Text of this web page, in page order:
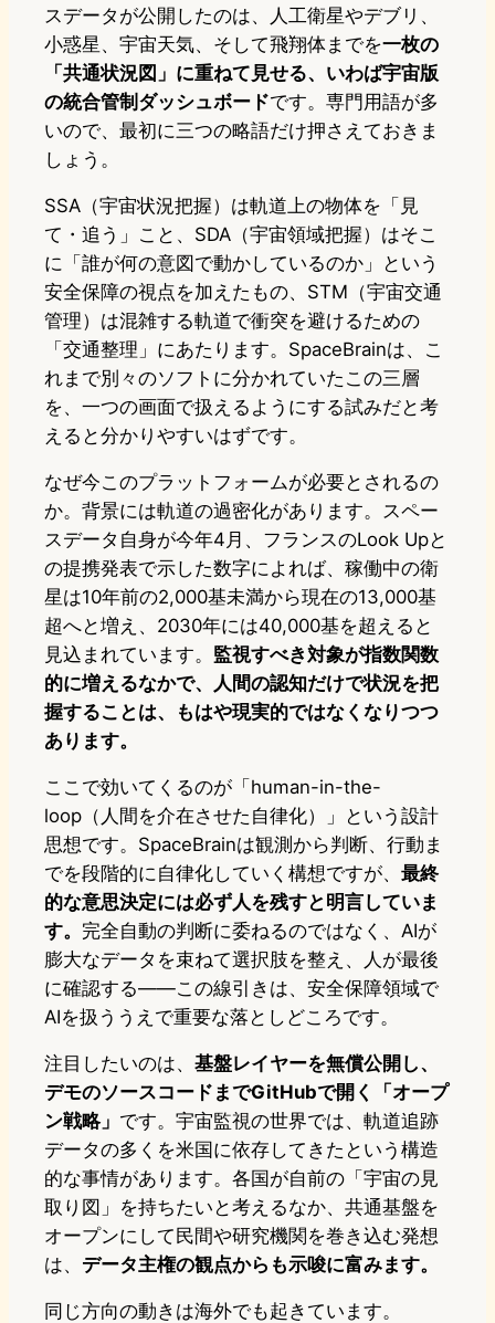
スデータが公開したのは、人工衛星やデブリ、
小惑星、宇宙天気、そして飛翔体までを一枚の
「共通状況図」に重ねて見せる、いわば宇宙版
の統合管制ダッシュボードです。専門用語が多
いので、最初に三つの略語だけ押さえておきま
しょう。
SSA（宇宙状況把握）は軌道上の物体を「見
て・追う」こと、SDA（宇宙領域把握）はそこ
に「誰が何の意図で動かしているのか」という
安全保障の視点を加えたもの、STM（宇宙交通
管理）は混雑する軌道で衝突を避けるための
「交通整理」にあたります。SpaceBrainは、こ
れまで別々のソフトに分かれていたこの三層
を、一つの画面で扱えるようにする試みだと考
えると分かりやすいはずです。
なぜ今このプラットフォームが必要とされるの
か。背景には軌道の過密化があります。スペー
スデータ自身が今年4月、フランスのLook Upと
の提携発表で示した数字によれば、稼働中の衛
星は10年前の2,000基未満から現在の13,000基
超へと増え、2030年には40,000基を超えると
見込まれています。 監視すべき対象が指数関数
的に増えるなかで、人間の認知だけで状況を把
握することは、もはや現実的ではなくなりつつ
あります。
ここで効いてくるのが「human-in-the-
loop（人間を介在させた自律化）」という設計
思想です。SpaceBrainは観測から判断、行動ま
でを段階的に自律化していく構想ですが、 最終
的な意思決定には必ず人を残すと明言していま
す。 完全自動の判断に委ねるのではなく、AIが
膨大なデータを束ねて選択肢を整え、人が最後
に確認する——この線引きは、安全保障領域で
AIを扱ううえで重要な落としどころです。
注目したいのは、 基盤レイヤーを無償公開し、
デモのソースコードまでGitHubで開く「オープ
ン戦略」 です。宇宙監視の世界では、軌道追跡
データの多くを米国に依存してきたという構造
的な事情があります。各国が自前の「宇宙の見
取り図」を持ちたいと考えるなか、共通基盤を
オープンにして民間や研究機関を巻き込む発想
は、 データ主権の観点からも示唆に富みます。
同じ方向の動きは海外でも起きています。